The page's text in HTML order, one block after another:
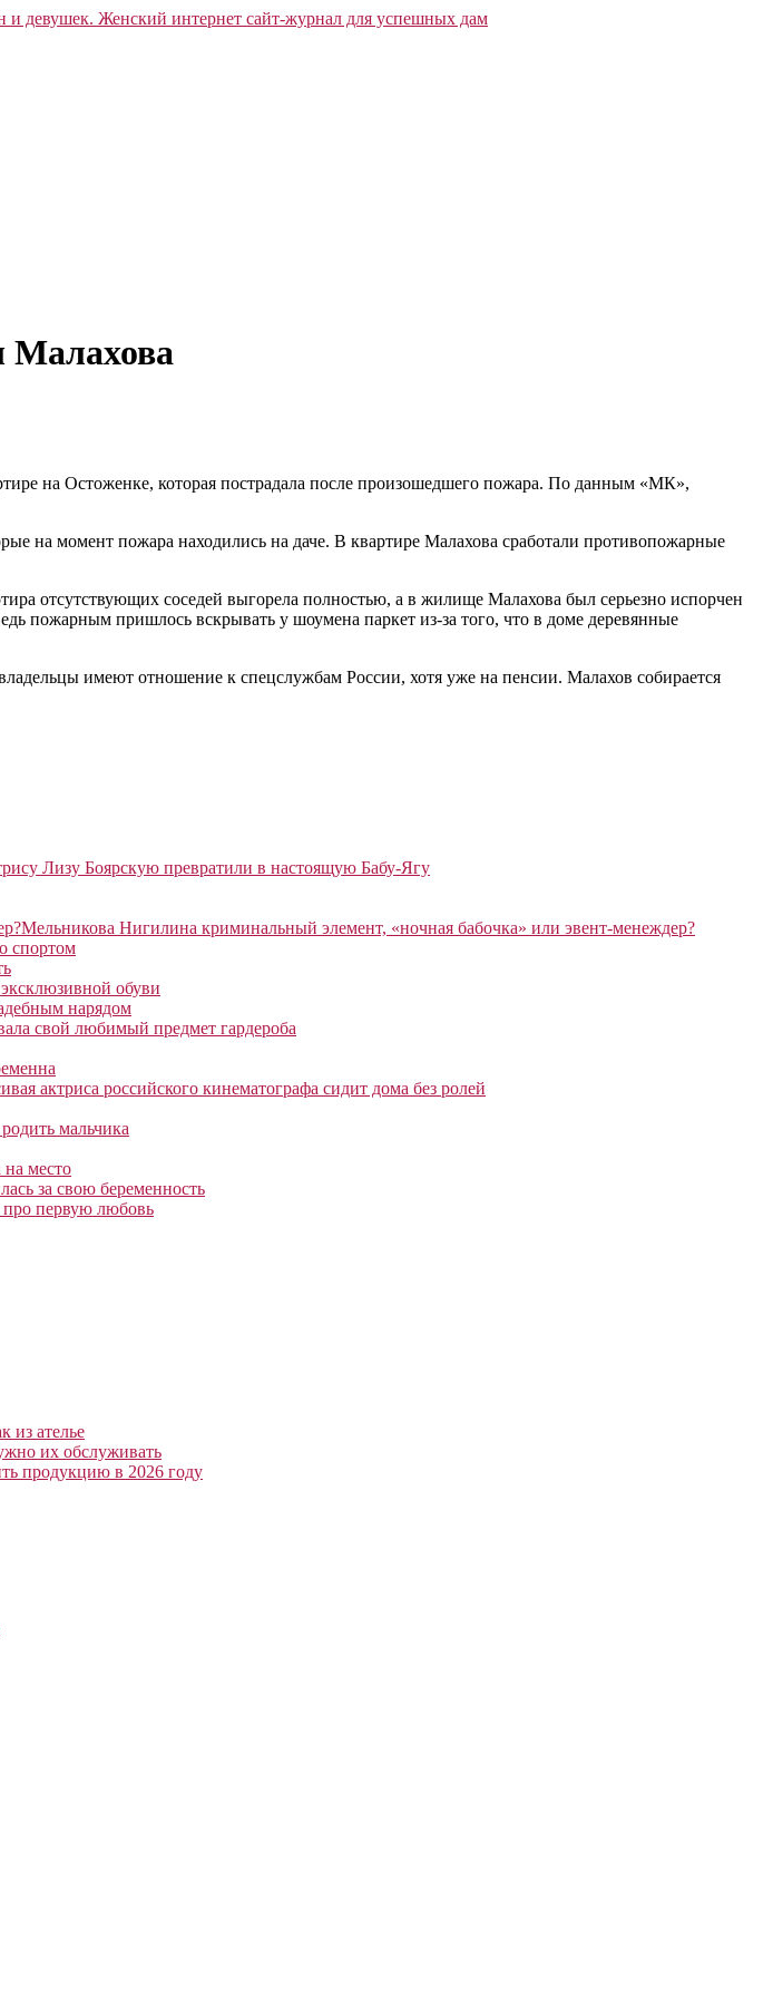
Малахова
на Остоженке, которая пострадала после произошедшего пожара. По данным «МК»,
на момент пожара находились на даче. В квартире Малахова сработали противопожарные
отсутствующих соседей выгорела полностью, а в жилище Малахова был серьезно испорчен
пожарным пришлось вскрывать у шоумена паркет из-за того, что в доме деревянные
имеют отношение к спецслужбам России, хотя уже на пенсии. Малахов собирается
Лизу Боярскую превратили в настоящую Бабу-Ягу
Мельникова Нигилина криминальный элемент, «ночная бабочка» или эвент-менеждер?
спортом
обуви
нарядом
свой любимый предмет гардероба
актриса российского кинематографа сидит дома без ролей
мальчика
место
за свою беременность
про первую любовь
из ателье
их обслуживать
продукцию в 2026 году